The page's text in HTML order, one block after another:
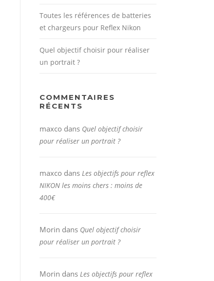
Toutes les références de batteries
et chargeurs pour Reflex Nikon
Quel objectif choisir pour réaliser
un portrait ?
COMMENTAIRES
RÉCENTS
maxco dans Quel objectif choisir
pour réaliser un portrait ?
maxco dans Les objectifs pour reflex
NIKON les moins chers : moins de
400€
Morin dans Quel objectif choisir
pour réaliser un portrait ?
Morin dans Les objectifs pour reflex